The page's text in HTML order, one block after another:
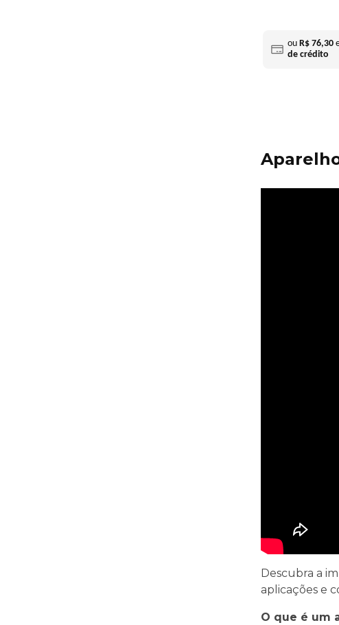
ou R$ 76,30
de crédito
Descubra a
aplicações e
O que é um